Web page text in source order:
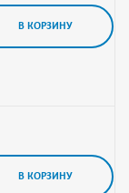
В КОРЗИНУ
В КОРЗИНУ